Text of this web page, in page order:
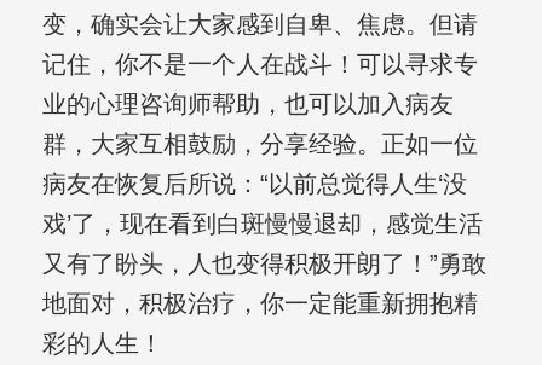
变，确实会让大家感到自卑、焦虑。但请
记住，你不是一个人在战斗！可以寻求专
业的心理咨询师帮助，也可以加入病友
群，大家互相鼓励，分享经验。正如一位
病友在恢复后所说：“以前总觉得人生‘没
戏’了，现在看到白斑慢慢退却，感觉生活
又有了盼头，人也变得积极开朗了！”勇敢
地面对，积极治疗，你一定能重新拥抱精
彩的人生！